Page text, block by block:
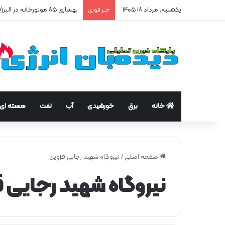
یکشنبه, مرداد ۱۸ ۱۴۰۵ خبر فوری بهسازی ۸۵ موتورخانه در البرز/ صرفه‌جویی ۲۵۰ هزار مترمکعبی گاز در سه ماه
خانه برق خورشیدی آب نفت هسته ای
صفحه اصلی / نیروگاه شهيد رجایی قزوین
نیروگاه شهيد